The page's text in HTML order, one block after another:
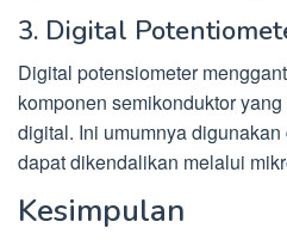
3. Digital
Digital potensiometer
komponen semikonduktor
digital. Ini umumnya
dapat dikendalikan melalui
Kesimpulan